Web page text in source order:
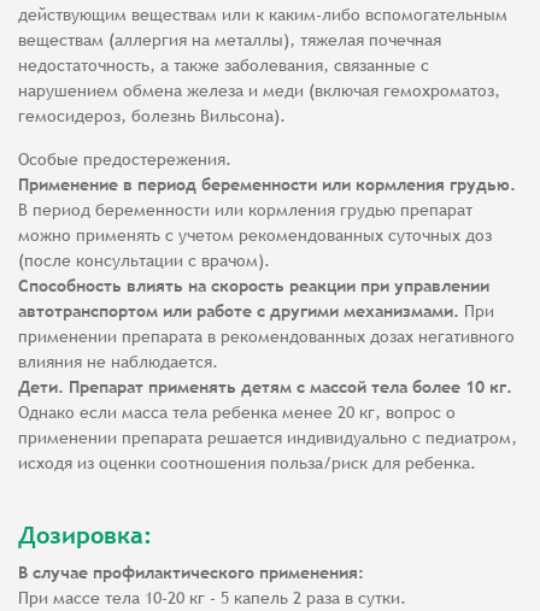
действующим веществам или к каким-либо вспомогательным
веществам (аллергия на металлы), тяжелая почечная
недостаточность, а также заболевания, связанные с
нарушением обмена железа и меди (включая гемохроматоз,
гемосидероз, болезнь Вильсона).
Особые предостережения.
Применение в период беременности или кормления грудью.
В период беременности или кормления грудью препарат
можно применять с учетом рекомендованных суточных доз
(после консультации с врачом).
Способность влиять на скорость реакции при управлении
автотранспортом или работе с другими механизмами. При
применении препарата в рекомендованных дозах негативного
влияния не наблюдается.
Дети. Препарат применять детям с массой тела более 10 кг.
Однако если масса тела ребенка менее 20 кг, вопрос о
применении препарата решается индивидуально с педиатром,
исходя из оценки соотношения польза/риск для ребенка.
Дозировка:
В случае профилактического применения:
При массе тела 10-20 кг - 5 капель 2 раза в сутки.